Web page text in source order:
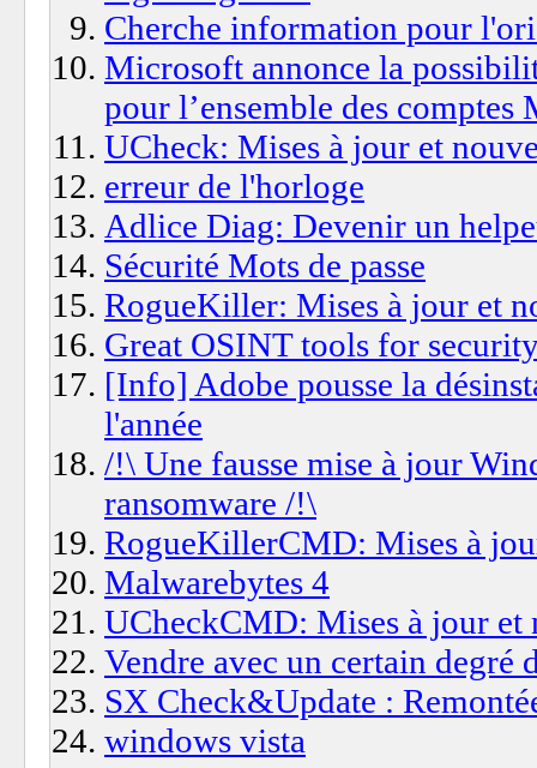
Cherche information pour
Microsoft annonce la
pour l’ensemble des comptes
UCheck: Mises à jour et
erreur de l'horloge
Adlice Diag: Devenir un
Sécurité Mots de passe
RogueKiller: Mises à jour et
Great OSINT tools for
[Info] Adobe pousse la
l'année
/!\ Une fausse mise à jour
ransomware /!\
RogueKillerCMD: Mises à
Malwarebytes 4
UCheckCMD: Mises à jour et
Vendre avec un certain degré
SX Check&Update :
windows vista